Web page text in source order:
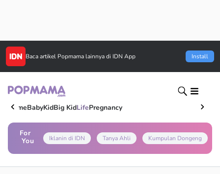
Baca artikel Popmama lainnya di IDN App Install
HomeBabyKidBig KidLifePregnancy
For
You
Iklanin di IDN Tanya Ahli Kumpulan Dongeng